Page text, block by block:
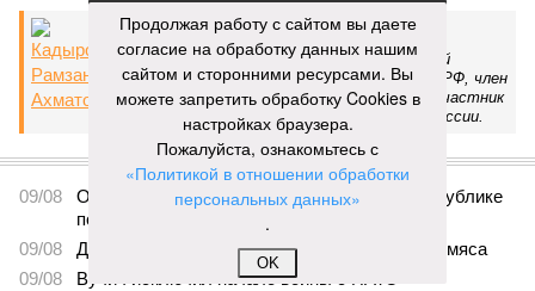
Кадыров Рамзан Ахматович
Российский государственный и политический
деятель, глава Чеченской республики, Герой РФ, член
высшего совета партии «Единая Россия». Участник
обеих чеченских войн в новейшей истории России.
ПОСЛЕДНИЕ НОВОСТИ
09/08
Ослабевший Байден впервые появился на публике
после сообщений об ухудшении здоровья
09/08
Диетолог рассказала об опасности куриного мяса
09/08
Вучич исключил начало войны с НАТО
Продолжая работу с сайтом вы даете
согласие на обработку данных нашим
сайтом и сторонними ресурсами. Вы
можете запретить обработку Cookies в
настройках браузера.
Пожалуйста, ознакомьтесь с
«Политикой в отношении обработки
персональных данных»
.
OK